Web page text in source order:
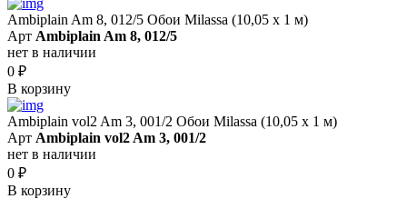
Ambiplain Am 8, 012/5 Обои Milassa (10,05 х 1 м)
Арт Ambiplain Am 8, 012/5
нет в наличии
0 ₽
В корзину
Ambiplain vol2 Am 3, 001/2 Обои Milassa (10,05 х 1 м)
Арт Ambiplain vol2 Am 3, 001/2
нет в наличии
0 ₽
В корзину